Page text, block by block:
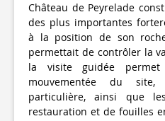
Château de Peyrelade
des plus importantes
à la position de son
permettait de contrôler la
la visite guidée
mouvementée du
particulière, ainsi que
restauration et de fouilles